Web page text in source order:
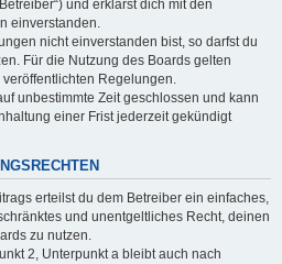
und erklärst dich mit den
einverstanden.
nicht einverstanden bist, so darfst du
Für die Nutzung des Boards gelten
Regelungen.
unbestimmte Zeit geschlossen und kann
einer Frist jederzeit gekündigt
erteilst du dem Betreiber ein einfaches,
und unentgeltliches Recht, deinen
zu nutzen.
2, Unterpunkt a bleibt auch nach